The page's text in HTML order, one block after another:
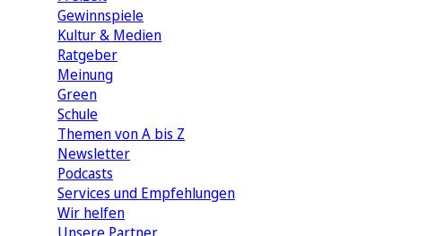
Gewinnspiele
Kultur & Medien
Ratgeber
Meinung
Green
Schule
Themen von A bis Z
Newsletter
Podcasts
Services und Empfehlungen
Wir helfen